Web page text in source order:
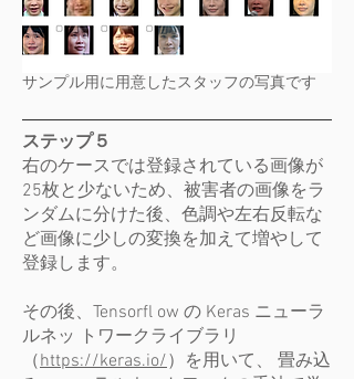
サンプル用に用意したスタッフの写真です
ステップ５
右のケースでは登録されている画像が
25枚と少ないため、被害者の画像をラ
ンダムに分けた後、色調や左右反転な
ど画像に少しの変換を加えて増やして
登録します。
​その後、 Tensorfl ow の Keras ニューラ
ルネッ トワークライブラリ
（https://keras.io/）を用いて、 畳み込